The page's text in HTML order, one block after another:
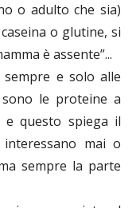
o adulto che sia)
o glutine, si
è assente”...
e solo alle
le proteine a
e questo spiega il
mai o
sempre la parte